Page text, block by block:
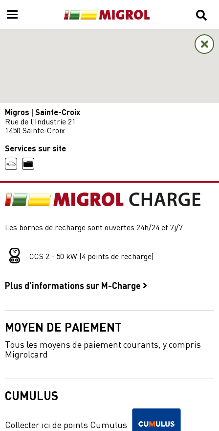
Migros | Sainte-Croix
Rue de l'Industrie 21
1450 Sainte-Croix
Services sur site
Les bornes de recharge sont ouvertes 24h/24 et 7j/7
CCS 2 - 50 kW (4 points de recharge)
Plus d'informations sur M-Charge
MOYEN DE PAIEMENT
Tous les moyens de paiement courants, y compris
Migrolcard
CUMULUS
Collecter ici de points Cumulus